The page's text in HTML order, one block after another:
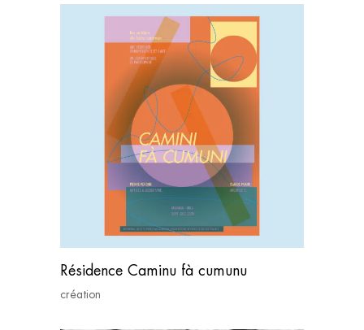
Résidence Caminu fà cumunu
création